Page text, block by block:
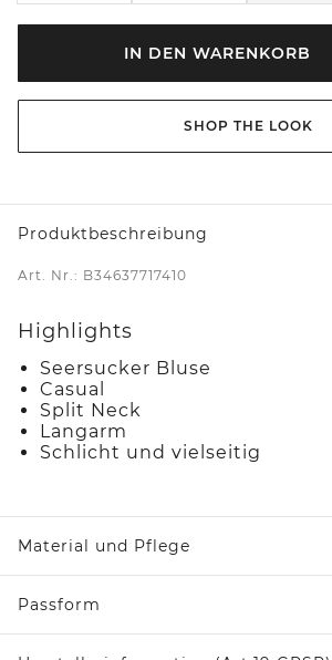
IN DEN WARENKORB
SHOP THE LOOK
Produktbeschreibung
Art. Nr.: B34637717410
Highlights
Seersucker Bluse
Casual
Split Neck
Langarm
Schlicht und vielseitig
Material und Pflege
Passform